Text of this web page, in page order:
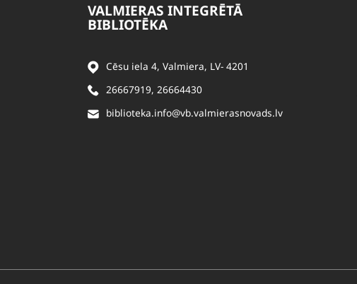
VALMIERAS INTEGRĒTĀ
BIBLIOTĒKA
Cēsu iela 4, Valmiera, LV- 4201
26667919, 26664430
biblioteka.info@vb.valmierasnovads.lv